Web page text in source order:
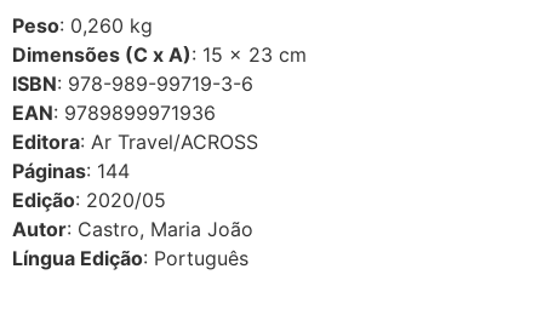
Peso: 0,260 kg
Dimensões (C x A): 15 × 23 cm
ISBN: 978-989-99719-3-6
EAN: 9789899971936
Editora: Ar Travel/ACROSS
Páginas: 144
Edição: 2020/05
Autor: Castro, Maria João
Língua Edição: Português